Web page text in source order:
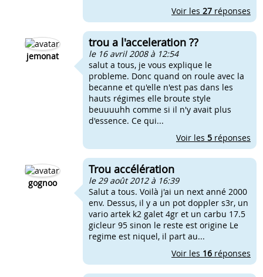
Voir les 27 réponses
jemonat
trou a l'acceleration ??
le 16 avril 2008 à 12:54
salut a tous, je vous explique le
probleme. Donc quand on roule avec la
becanne et qu'elle n'est pas dans les
hauts régimes elle broute style
beuuuuhh comme si il n'y avait plus
d'essence. Ce qui...
Voir les 5 réponses
gognoo
Trou accélération
le 29 août 2012 à 16:39
Salut a tous. Voilà j'ai un next anné 2000
env. Dessus, il y a un pot doppler s3r, un
vario artek k2 galet 4gr et un carbu 17.5
gicleur 95 sinon le reste est origine Le
regime est niquel, il part au...
Voir les 16 réponses